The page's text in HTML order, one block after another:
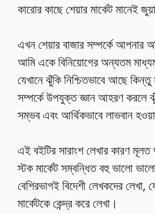
কারোর কাছে শেয়ার মার্কেট মানেই
এখন শেয়ার বাজার সম্পর্কে আপনার
আমি একে বিনিয়োগের অন্যতম
যেখানে ঝুঁকি নিশ্চিতভাবে আছে কিন্তু
সম্পর্কে উপযুক্ত জ্ঞান আহরণ করলে
সম্ভব এবং আর্থিকভাবে লাভবান
এই বইটির সারাংশ লেখার কারণ
স্টক মার্কেট সম্বন্ধিত বহু ভালো
বেশিরভাগই বিদেশী লেখকদের
মার্কেটকে কেন্দ্র করে লেখা।